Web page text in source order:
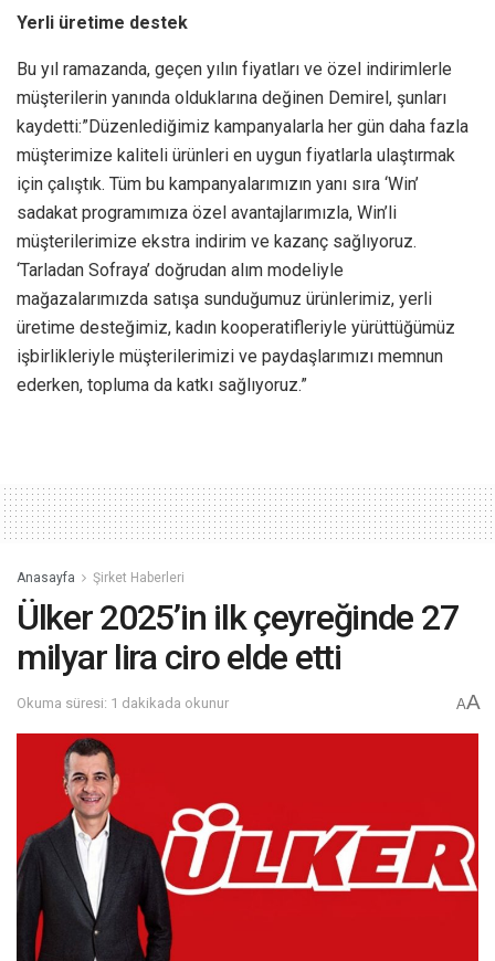
Yerli üretime destek
Bu yıl ramazanda, geçen yılın fiyatları ve özel indirimlerle
müşterilerin yanında olduklarına değinen Demirel, şunları
kaydetti:”Düzenlediğimiz kampanyalarla her gün daha fazla
müşterimize kaliteli ürünleri en uygun fiyatlarla ulaştırmak
için çalıştık. Tüm bu kampanyalarımızın yanı sıra ‘Win’
sadakat programımıza özel avantajlarımızla, Win’li
müşterilerimize ekstra indirim ve kazanç sağlıyoruz.
‘Tarladan Sofraya’ doğrudan alım modeliyle
mağazalarımızda satışa sunduğumuz ürünlerimiz, yerli
üretime desteğimiz, kadın kooperatifleriyle yürüttüğümüz
işbirlikleriyle müşterilerimizi ve paydaşlarımızı memnun
ederken, topluma da katkı sağlıyoruz.”
Anasayfa Şirket Haberleri
Ülker 2025’in ilk çeyreğinde 27
milyar lira ciro elde etti
Okuma süresi: 1 dakikada okunur AA